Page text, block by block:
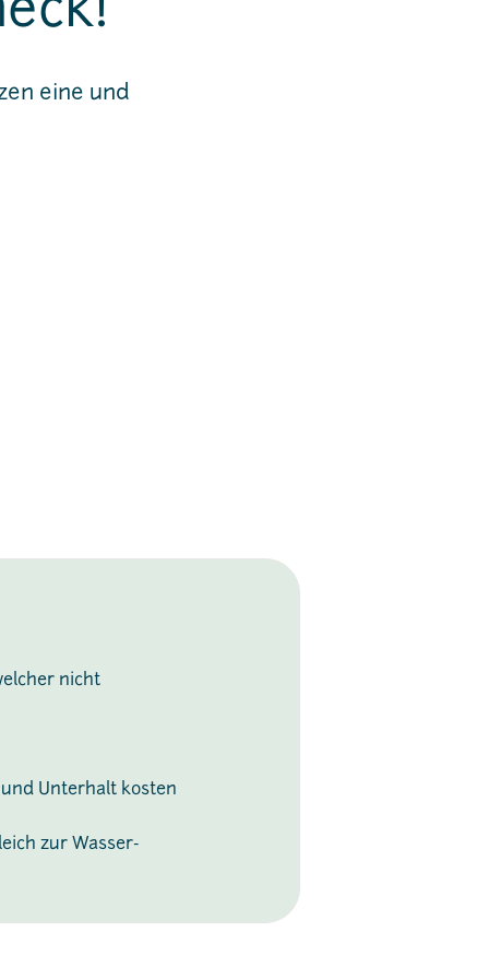
eine und
nicht
Unterhalt kosten
zur Wasser-